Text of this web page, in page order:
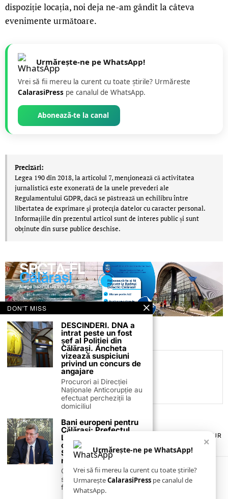
dispoziție locația, noi deja ne-am gândit la câteva
evenimente următoare.
Urmărește-ne pe WhatsApp!
Vrei să fii mereu la curent cu toate știrile? Urmăreste
CalarasiPress pe canalul de WhatsApp.
Abonează-te la canal
Precizări:
Legea 190 din 2018, la articolul 7, menţionează că activitatea
jurnalistică este exonerată de la unele prevederi ale
Regulamentului GDPR, dacă se păstrează un echilibru între
libertatea de exprimare şi protecţia datelor cu caracter personal.
Informațiile din prezentul articol sunt de interes public și sunt
obținute din surse publice deschise.
C.C
TERMENI ȘI CONDIȚII
POLITICA DE ANULARE & RETUR
PUBLICITATE ONLINE & TIPĂRITĂ
CONTACT
ZIARUL ANUNȚUL CĂLĂRĂȘEAN
×
Urmărește-ne pe WhatsApp!
Vrei să fii mereu la curent cu toate știrile?
UrmareșteCalarasiPress pe canalul de
WhatsApp.
DON'T MISS
DESCINDERI. DNA a
intrat peste un fost
șef al Poliției din
Călărași. Ancheta
vizează suspiciuni
privind un concurs de
angajare
Procurori ai Direcției
Naționale Anticorupție au
efectuat percheziții la
domiciliul
Bani europeni pentru
Călărași: Prefectul
Laurențiu State anunță
colaborarea cu ADR
Sud-Muntenia pentru
noi finanțări
Călărașul se pregătește
să intre pe harta
finanțărilor europene, cu